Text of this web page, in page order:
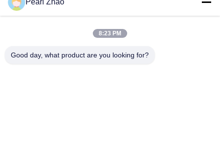
Drahtgeflecht
Pearl Zhao
8:23 PM
Good day, what product are you looking for?